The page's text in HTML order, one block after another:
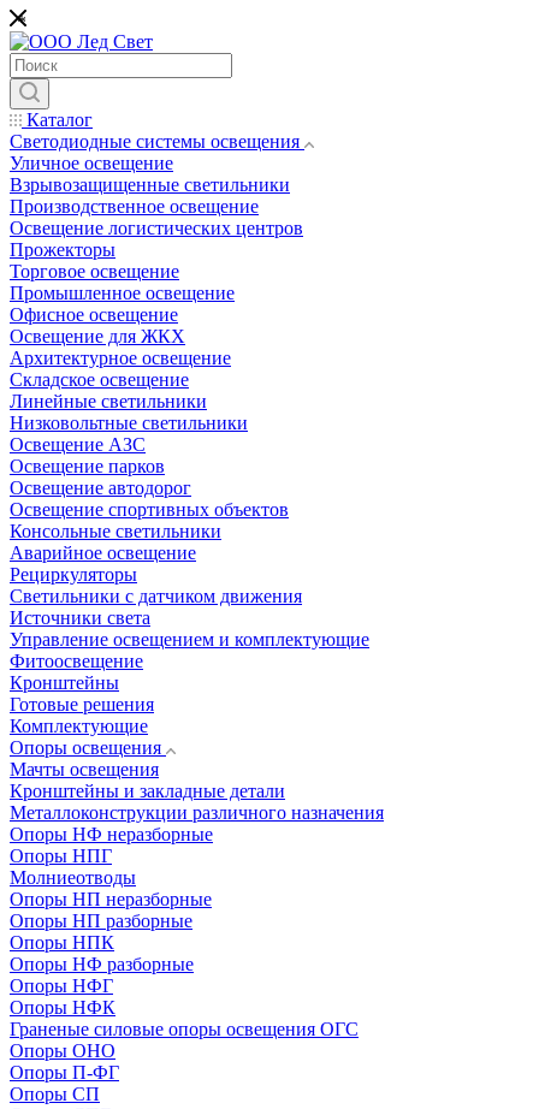
Каталог
Светодиодные системы освещения
Уличное освещение
Взрывозащищенные светильники
Производственное освещение
Освещение логистических центров
Прожекторы
Торговое освещение
Промышленное освещение
Офисное освещение
Освещение для ЖКХ
Архитектурное освещение
Складское освещение
Линейные светильники
Низковольтные светильники
Освещение АЗС
Освещение парков
Освещение автодорог
Освещение спортивных объектов
Консольные светильники
Аварийное освещение
Рециркуляторы
Светильники с датчиком движения
Источники света
Управление освещением и комплектующие
Фитоосвещение
Кронштейны
Готовые решения
Комплектующие
Опоры освещения
Мачты освещения
Кронштейны и закладные детали
Металлоконструкции различного назначения
Опоры НФ неразборные
Опоры НПГ
Молниеотводы
Опоры НП неразборные
Опоры НП разборные
Опоры НПК
Опоры НФ разборные
Опоры НФГ
Опоры НФК
Граненые силовые опоры освещения ОГС
Опоры ОНО
Опоры П-ФГ
Опоры СП
*